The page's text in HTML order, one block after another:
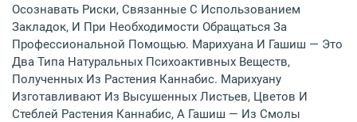
Осознавать Риски, Связанные С Использованием
Закладок, И При Необходимости Обращаться За
Профессиональной Помощью. Марихуана И Гашиш — Это
Два Типа Натуральных Психоактивных Веществ,
Полученных Из Растения Каннабис. Марихуану
Изготавливают Из Высушенных Листьев, Цветов И
Стеблей Растения Каннабис, А Гашиш — Из Смолы